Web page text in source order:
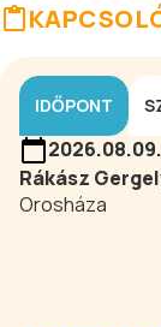
IDŐPONT
2026.08.09.
Rákász
Orosháza